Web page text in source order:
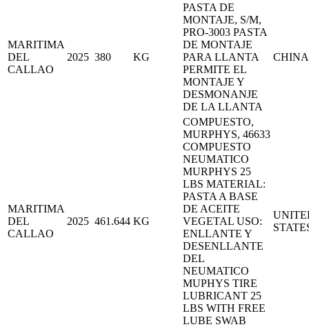
MARITIMA
DEL
CALLAO
2025 380 KG
PASTA DE
MONTAJE, S/M,
PRO-3003 PASTA
DE MONTAJE
PARA LLANTA
PERMITE EL
MONTAJE Y
DESMONANJE
DE LA LLANTA
CHINA
MARITIMA
DEL
CALLAO
2025 461.644 KG
COMPUESTO,
MURPHYS, 46633
COMPUESTO
NEUMATICO
MURPHYS 25
LBS MATERIAL:
PASTA A BASE
DE ACEITE
VEGETAL USO:
ENLLANTE Y
DESENLLANTE
DEL
NEUMATICO
MUPHYS TIRE
LUBRICANT 25
LBS WITH FREE
LUBE SWAB